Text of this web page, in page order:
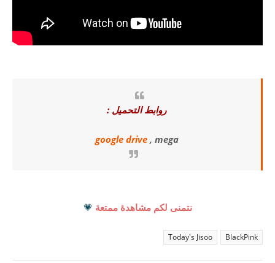
روابط التحميل :
google drive, mega
نتمنى لكم مشاهدة ممتعة 💗
BlackPink
Today's Jisoo